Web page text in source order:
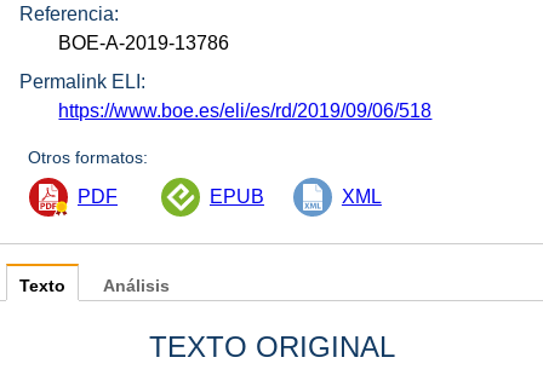
Referencia:
BOE-A-2019-13786
Permalink ELI:
https://www.boe.es/eli/es/rd/2019/09/06/518
Otros formatos:
PDF EPUB XML
Texto
TEXTO ORIGINAL
Análisis